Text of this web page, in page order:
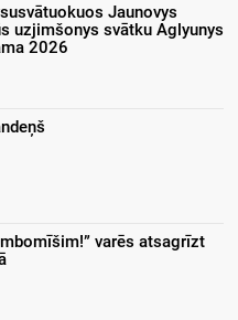
Jaunovys
uzjimšonys svātku Aglyunys
2026
varēs atsagrīzt